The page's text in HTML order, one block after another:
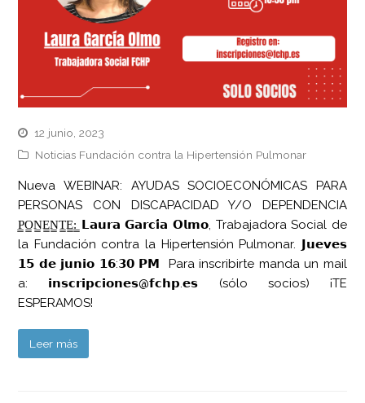
12 junio, 2023
Noticias Fundación contra la Hipertensión Pulmonar
Nueva WEBINAR: AYUDAS SOCIOECONÓMICAS PARA
PERSONAS CON DISCAPACIDAD Y/O DEPENDENCIA
P̳O̳N̳E̳N̳T̳E̳:̳ 𝗟𝗮𝘂𝗿𝗮 𝗚𝗮𝗿𝗰𝗶́𝗮 𝗢𝗹𝗺𝗼, Trabajadora Social de
la Fundación contra la Hipertensión Pulmonar. 𝗝𝘂𝗲𝘃𝗲𝘀
𝟭𝟱 𝗱𝗲 𝗷𝘂𝗻𝗶𝗼 𝟭𝟲:𝟯𝟬 𝗣𝗠 Para inscribirte manda un mail
a: 𝗶𝗻𝘀𝗰𝗿𝗶𝗽𝗰𝗶𝗼𝗻𝗲𝘀@𝗳𝗰𝗵𝗽.𝗲𝘀 (sólo socios) ¡TE
ESPERAMOS!
Leer más